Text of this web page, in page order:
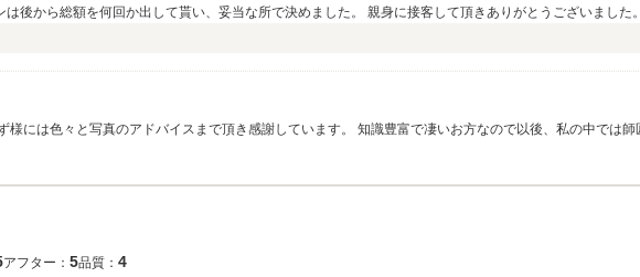
後から総額を何回か出して貰い、妥当な所で決めました。 親身に接客して頂きありがとうございました
。
様には色々と写真のアドバイスまで頂き感謝しています。 知識豊富で凄いお方なので以後、私の中では師
アフター： 5品質： 4